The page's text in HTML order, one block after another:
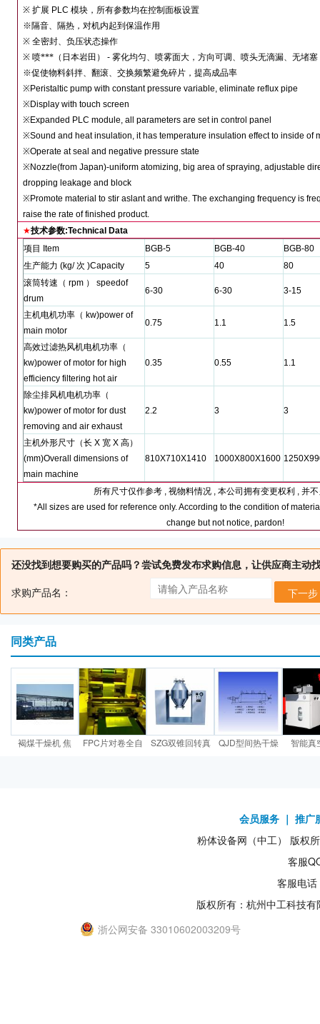
※ 扩展 PLC模块，所有参数均在控制面板设置
※隔音、隔热，对机内起到保温作用
※ 全密封、负压状态操作
※ 喷***（日本岩田） -雾化均匀、喷雾面大，方向可调、喷头无滴漏、无堵塞
※促使物料斜拌、翻滚、交换频繁避免碎片，提高成品率
※Peristaltic pump with constant pressure variable, eliminate reflux pipe
※Display with touch screen
※Expanded PLC module, all parameters are set in control panel
※Sound and heat insulation, it has temperature insulation effect to inside of
※Operate at seal and negative pressure state
※Nozzle(from Japan)-uniform atomizing, big area of spraying, adjustable
dropping leakage and block
※Promote material to stir aslant and writhe. The exchanging frequency is
raise the rate of finished product.
★技术参数:Technical Data
项目
Item BGB-5 BGB-40
BGB-80
生产能力 (kg/ 次 )Capacity 5 40
80
滚筒转速（ rpm ）
speedof
drum
6-30 6-30 3-15
主机电机功率（ kw)power of
main motor
0.75 1.1 1.5
高效过滤热风机电机功率（
kw)power of motor for high
efficiency filtering hot air
0.35 0.55 1.1
除尘排风机电机功率（
kw)power of motor for dust
removing and air exhaust
2.2 3 3
主机外形尺寸（长 X宽 X高）
(mm)Overall dimensions of
main machine
810X710X1410 1000X800X1600
所有尺寸仅作参考, 视物料情况, 本公司拥有变更权利 , 并
*All sizes are used for reference only. According to the condition of
change but not notice, pardon!
还没找到想要购买的产品吗？尝试免费发布求购信息，让供应商主动
求购产品名：
下一步
同类产品
褐煤干燥机 焦 FPC片对卷全自 SZG双锥回转真 QJD型间热干燥 智能真
会员服务 ｜ 推广
粉体设备网（中工） 版权
客服
客服电
版权所有：杭州中工科技
浙公网安备 33010602003209号